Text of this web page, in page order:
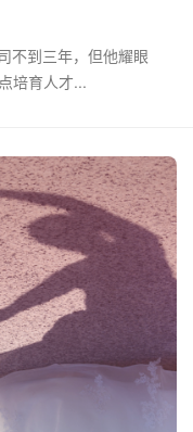
不到三年，但他耀眼
培育人才...